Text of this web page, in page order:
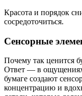
Красота и порядок
сосредоточиться.
Сенсорные
Почему так ценится
Ответ — в
бумаге создают
концентрацию и